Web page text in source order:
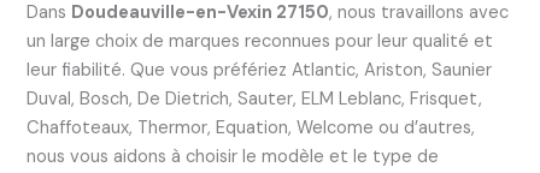
Dans Doudeauville-en-Vexin 27150, nous travaillons avec
un large choix de marques reconnues pour leur qualité et
leur fiabilité. Que vous préfériez Atlantic, Ariston, Saunier
Duval, Bosch, De Dietrich, Sauter, ELM Leblanc, Frisquet,
Chaffoteaux, Thermor, Equation, Welcome ou d’autres,
nous vous aidons à choisir le modèle et le type de